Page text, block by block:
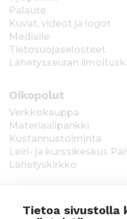
Tietoa sivustolla
Palaute
Kuvat, videot ja logot
Medialle
Tietosuojaselosteet
Lähetysseuran
Oikopolut
Verkkokauppa
Materiaalipankki
Kustannustoiminta
Leiri- ja kurssikeskus
Lähetyskirkko